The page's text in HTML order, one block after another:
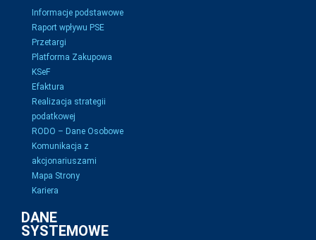
Informacje podstawowe
Raport wpływu PSE
Przetargi
Platforma Zakupowa
KSeF
Efaktura
Realizacja strategii
podatkowej
RODO – Dane Osobowe
Komunikacja z
akcjonariuszami
Mapa Strony
Kariera
DANE
SYSTEMOWE